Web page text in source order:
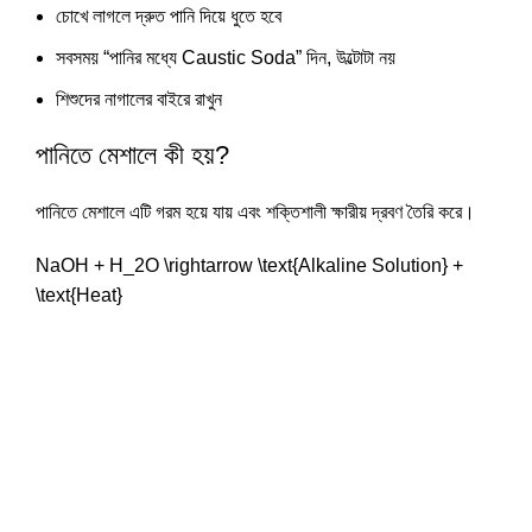
চোখে লাগলে দ্রুত পানি দিয়ে ধুতে হবে
সবসময় “পানির মধ্যে Caustic Soda” দিন, উল্টোটা নয়
শিশুদের নাগালের বাইরে রাখুন
পানিতে মেশালে কী হয়?
পানিতে মেশালে এটি গরম হয়ে যায় এবং শক্তিশালী ক্ষারীয় দ্রবণ তৈরি করে।
NaOH + H_2O \rightarrow \text{Alkaline Solution} +
\text{Heat}